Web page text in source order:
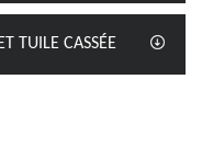
TUILE CASSÉE